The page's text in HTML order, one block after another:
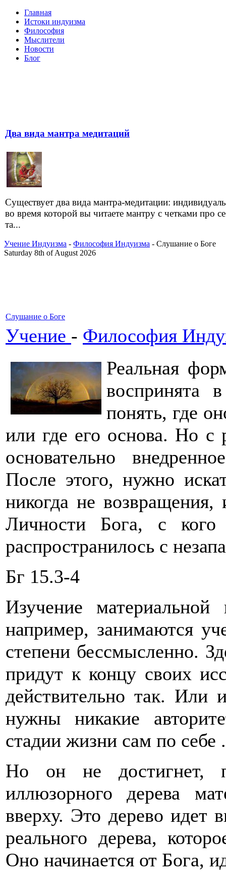
Главная
Истоки индуизма
Философия
Мыслители
Новости
Блог
Два вида мантра медитаций
Существует два вида мантра-медитации:
во время которой вы читаете мантру с четками про
та...
Учение Индуизма - Философия Индуизма - Слушание о Боге
Saturday 8th of August 2026
Слушание о Боге
Учение - Философия
Реальная
воспринята
понять, где
или где его основа. Но
основательно
После этого, нужно
никогда не
Личности Бога, с
распространилось с
Бг 15.3-4
Изучение
например, занимаются
степени бессмысленно.
придут к концу своих
действительно так. Или
нужны никакие
стадии жизни сам по себе .
Но он не достигнет,
иллюзорного дерева
вверху. Это дерево идет
реального дерева,
Оно начинается от Бога,